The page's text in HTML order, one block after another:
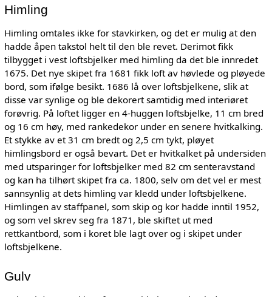
Himling
Himling omtales ikke for stavkirken, og det er mulig at den
hadde åpen takstol helt til den ble revet. Derimot fikk
tilbygget i vest loftsbjelker med himling da det ble innredet
1675. Det nye skipet fra 1681 fikk loft av høvlede og pløyede
bord, som ifølge besikt. 1686 lå over loftsbjelkene, slik at
disse var synlige og ble dekorert samtidig med interiøret
forøvrig. På loftet ligger en 4-huggen loftsbjelke, 11 cm bred
og 16 cm høy, med rankedekor under en senere hvitkalking.
Et stykke av et 31 cm bredt og 2,5 cm tykt, pløyet
himlingsbord er også bevart. Det er hvitkalket på undersiden
med utsparinger for loftsbjelker med 82 cm senteravstand
og kan ha tilhørt skipet fra ca. 1800, selv om det vel er mest
sannsynlig at dets himling var kledd under loftsbjelkene.
Himlingen av staffpanel, som skip og kor hadde inntil 1952,
og som vel skrev seg fra 1871, ble skiftet ut med
rettkantbord, som i koret ble lagt over og i skipet under
loftsbjelkene.
Gulv